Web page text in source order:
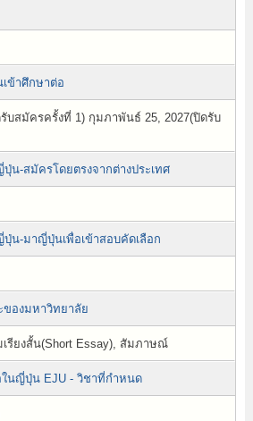
ข้าศึกษาต่อ
บสมัครครั้งที่ 1) กุมภาพันธ์ 25, 2027(ปิดรับ
น-สมัครโดยตรงจากต่างประเทศ
น-มาญี่ปุ่นเพื่อเข้าสอบคัดเลือก
ของมหาวิทยาลัย
เรียงสั้น(Short Essay), สัมภาษณ์
ในญี่ปุ่น EJU - วิชาที่กำหนด